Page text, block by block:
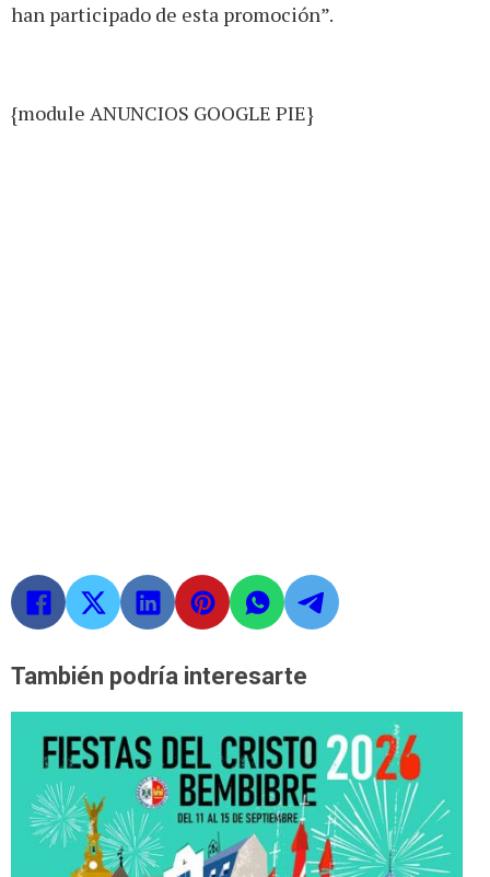
han participado de esta promoción”.
{module ANUNCIOS GOOGLE PIE}
También podría interesarte